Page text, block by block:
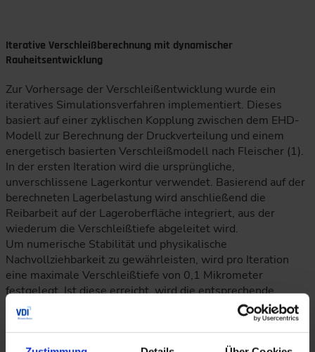
Iterative Verschleißberechnung mit dynamischer
Rauheitsentwicklung
Zur Vorhersage der Verschleißentwicklung wurde ein
iteratives Simulationsverfahren implementiert. Dieses
basiert auf einer zyklischen Kopplung zwischen dem EHD-
Modell zur Berechnung der Druckverteilung und einem
energetisch basierten Verschleißmodell nach Fleischer (1).
In der ersten Iteration wird die ursprüngliche,
unverschlissene Lagerkontur verwendet. Basierend auf der
berechneten Lagerbelastung wird anschließend die
Reibarbeit auf der Lageroberfläche integriert, aus der
wiederum die Verschleißtiefe abgeleitet wird.
Um numerische Stabilität und physikalische
Nachvollziehbarkeit zu gewährleisten, wird pro Iteration
eine maximale Verschleißtiefe von 0,1 Mikrometer
festgelegt. Ist diese erreicht, wird die entsprechende
Zeitspanne als inkrementelle Betriebszeit gespeichert.
Anschließend wird das Lagerprofil entsprechend der
berechneten Verschleißverteilung modifiziert, und die